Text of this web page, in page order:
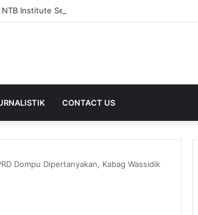
CONTACT US
Dompu Dipertanyakan, Kabag Wassidik